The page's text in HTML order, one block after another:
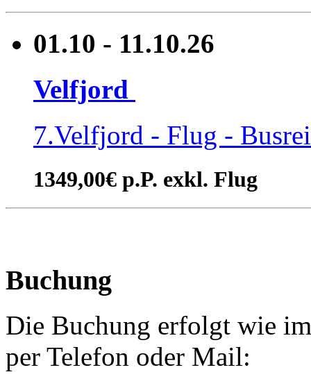
01.10 - 11.10.26
Velfjord
7.Velfjord - Flug -
1349,00€ p.P. exkl. Flug
Buchung
Die Buchung erfolgt wie
per Telefon oder Mail: